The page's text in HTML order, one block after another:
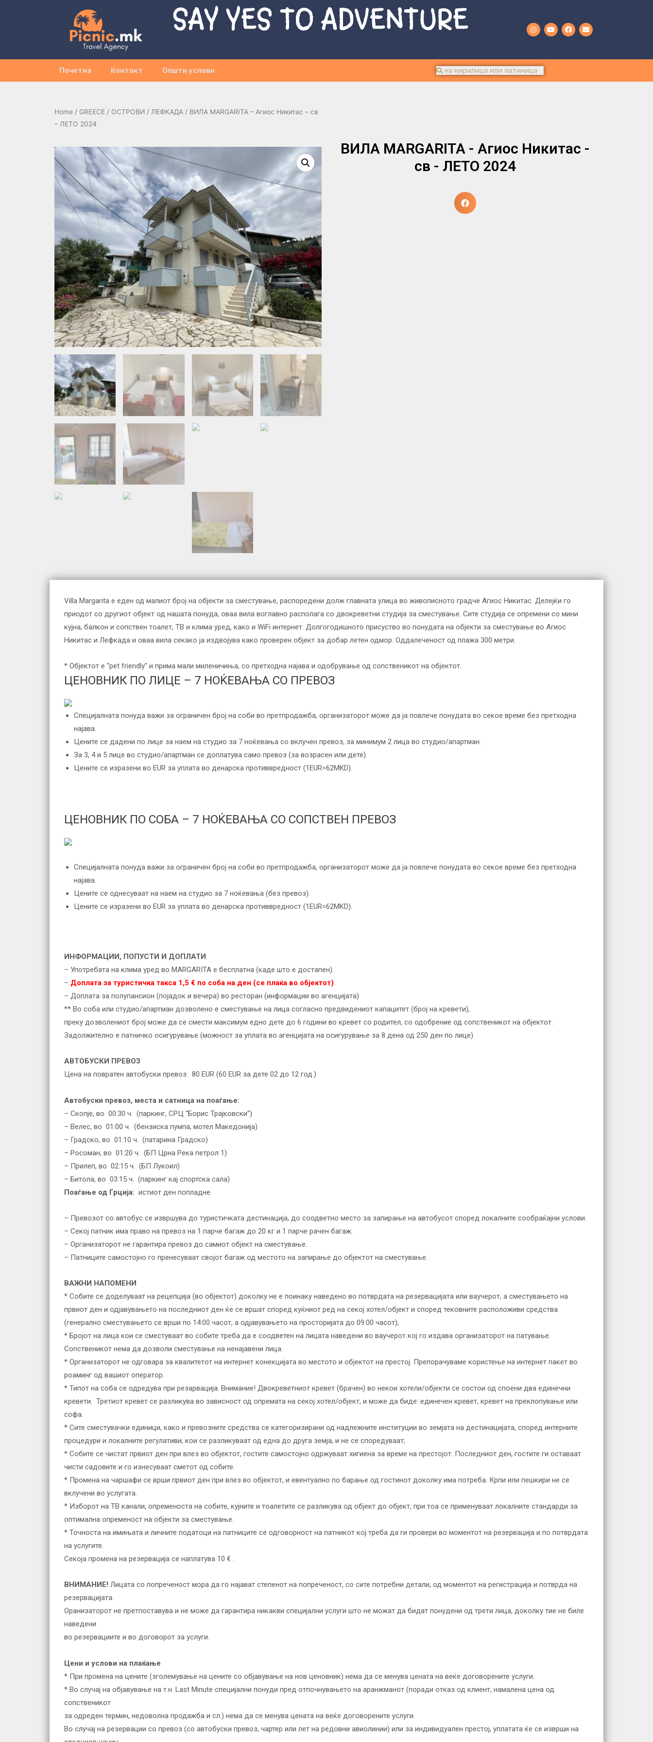
SAY YES TO ADVENTURE
Почетна Контакт Општи услови
Home / GREECE / ОСТРОВИ / ЛЕФКАДА / ВИЛА MARGARITA – Агиос Никитас – св
– ЛЕТО 2024
ВИЛА MARGARITA - Агиос Никитас -
св - ЛЕТО 2024
Villa Margarita е еден од малиот број на објекти за сместување, распоредени долж главната улица во живописното градче Агиос Никитас. Делејќи го
приодот со другиот објект од нашата понуда, оваа вила воглавно располага со двокреветни студија за сместување. Сите студија се опремени со мини
кујна, балкон и сопствен тоалет, ТВ и клима уред, како и WiFi интернет. Долгогодишното присуство во понудата на објекти за сместување во Агиос
Никитас и Лефкада и оваа вила секако ја издвојува како проверен објект за добар летен одмор. Оддалеченост од плажа 300 метри.
* Објектот е “pet friendly” и прима мали миленичиња, со претходна најава и одобрување од сопственикот на објектот.
ЦЕНОВНИК ПО ЛИЦЕ – 7 НОЌЕВАЊА СО ПРЕВОЗ
Специјалната понуда важи за ограничен број на соби во претпродажба, организаторот може да ја повлече понудата во секое време без претходна
најава.
Цените се дадени по лице за наем на студио за 7 ноќевања со вклучен превоз, за минимум 2 лица во студио/апартман.
За 3, 4 и 5 лице во студио/апартман се доплатува само превоз (за возрасен или дете).
Цените се изразени во EUR за уплата во денарска противвредност (1EUR=62MKD).
ЦЕНОВНИК ПО СОБА – 7 НОЌЕВАЊА СО СОПСТВЕН ПРЕВОЗ
Специјалната понуда важи за ограничен број на соби во претпродажба, организаторот може да ја повлече понудата во секое време без претходна
најава.
Цените се однесуваат на наем на студио за 7 ноќевања (без превоз).
Цените се изразени во EUR за уплата во денарска противвредност (1EUR=62MKD).
ИНФОРМАЦИИ, ПОПУСТИ И ДОПЛАТИ
– Употребата на клима уред во MARGARITA е бесплатна (каде што е достапен).
– Доплата за туристичка такса 1,5 € по соба на ден (се плаќа во објектот)
– Доплата за полупансион (појадок и вечера) во ресторан (информации во агенцијата)
** Во соба или студио/апартман дозволено е сместување на лица согласно предвидениот капацитет (број на кревети),
преку дозволениот број може да се смести максимум едно дете до 6 години во кревет со родител, со одобрение од сопственикот на објектот.
Задолжително е патничко осигурување (можност за уплата во агенцијата на осигурување за 8 дена од 250 ден по лице)
АВТОБУСКИ ПРЕВОЗ
Цена на повратен автобуски превоз: 80 EUR (60 EUR за дете 02 до 12 год.)
Автобуски превоз, места и сатница на поаѓање:
– Скопје, во 00:30 ч. (паркинг, СРЦ “Борис Трајковски”)
– Велес, во 01:00 ч. (бензиска пумпа, мотел Македонија)
– Градско, во 01:10 ч. (патарина Градско)
– Росоман, во 01:20 ч. (БП Црна Река петрол 1)
– Прилеп, во 02:15 ч. (БП Лукоил)
– Битола, во 03:15 ч. (паркинг кај спортска сала)
Поаѓање од Грција: истиот ден попладне.
– Превозот со автобус се извршува до туристичката дестинација, до соодветно место за запирање на автобусот според локалните сообраќајни услови.
– Секој патник има право на превоз на 1 парче багаж до 20 кг и 1 парче рачен багаж.
– Организаторот не гарантира превоз до самиот објект на сместување.
– Патниците самостојно го пренесуваат својот багаж од местото на запирање до објектот на сместување.
ВАЖНИ НАПОМЕНИ
* Собите се доделуваат на рецепција (во објектот) доколку не е поинаку наведено во потврдата на резервацијата или ваучерот, а сместувањето на
првиот ден и одјавувањето на последниот ден ќе се вршат според куќниот ред на секој хотел/објект и според тековните расположиви средства
(генерално сместувањето се врши по 14:00 часот, а одјавувањето на просторијата до 09:00 часот);
* Бројот на лица кои се сместуваат во собите треба да е соодветен на лицата наведени во ваучерот кој го издава организаторот на патување.
Сопственикот нема да дозволи сместување на ненајавени лица.
* Организаторот не одговара за квалитетот на интернет конекцијата во местото и објектот на престој. Препорачуваме користење на интернет пакет во
роаминг од вашиот оператор.
* Типот на соба се одредува при резарвација. Внимание! Двокреветниот кревет (брачен) во некои хотели/објекти се состои од споени два единечни
кревети. Третиот кревет се разликува во зависност од опремата на секој хотел/објект, и може да биде: единечен кревет, кревет на преклопување или
софа.
* Сите сместувачки единици, како и превозните средства се категоризирани од надлежните институции во земјата на дестинацијата, според интерните
процедури и локалните регулативи, кои се разликуваат од една до друга земја, и не се споредуваат;
* Собите се чистат првиот ден при влез во објектот, гостите самостојно одржуваат хигиена за време на престојот. Последниот ден, гостите ги оставаат
чисти садовите и го изнесуваат сметот од собите.
* Промена на чаршафи се врши првиот ден при влез во објектот, и евентуално по барање од гостинот доколку има потреба. Крпи или пешкири не се
вклучени во услугата.
* Изборот на ТВ канали, опременоста на собите, кујните и тоалетите се разликува од објект до објект, при тоа се применуваат локалните стандарди за
оптимална опременост на објекти за сместување.
* Точноста на имињата и личните податоци на патниците се одговорност на патникот кој треба да ги провери во моментот на резервација и по потврдата
на услугите.
Секоја промена на резервација се наплатува 10 € .
ВНИМАНИЕ! Лицата со попреченост мора да го најават степенот на попреченост, со сите потребни детали, од моментот на регистрација и потврда на
резервацијата.
Оранизаторот не претпоставува и не може да гарантира никакви специјални услуги што не можат да бидат понудени од трети лица, доколку тие не биле
наведени
во резервациите и во договорот за услуги.
Цени и услови на плаќање
* При промена на цените (зголемување на цените со објавување на нов ценовник) нема да се менува цената на веќе договорените услуги.
* Во случај на објавување на т.н. Last Minute специјални понуди пред отпочнувањето на аранжманот (поради отказ од клиент, намалена цена од
сопственикот
за одреден термин, недоволна продажба и сл.) нема да се менува цената на веќе договорените услуги.
Во случај на резервации со превоз (со автобуски превоз, чартер или лет на редовни авиолинии) или за индивидуален престој, уплатата ќе се изврши на